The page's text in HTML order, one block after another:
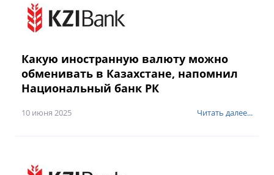
Какую иностранную валюту можно
обменивать в Казахстане, напомнил
Национальный банк РК
10 июня 2025 Читать далее...